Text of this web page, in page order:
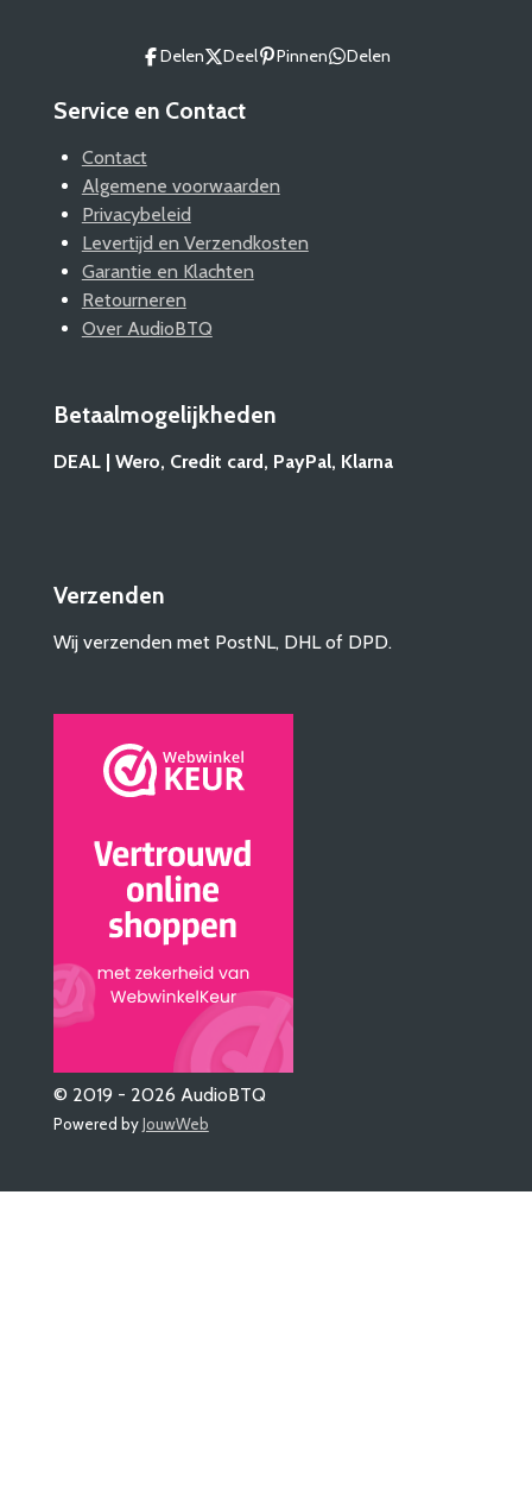
Delen Deel Pinnen Delen
Service en Contact
Contact
Algemene voorwaarden
Privacybeleid
Levertijd en Verzendkosten
Garantie en Klachten
Retourneren
Over AudioBTQ
Betaalmogelijkheden
DEAL | Wero, Credit card, PayPal, Klarna
Verzenden
Wij verzenden met PostNL, DHL of DPD.
© 2019 - 2026 AudioBTQ
Powered byJouwWeb